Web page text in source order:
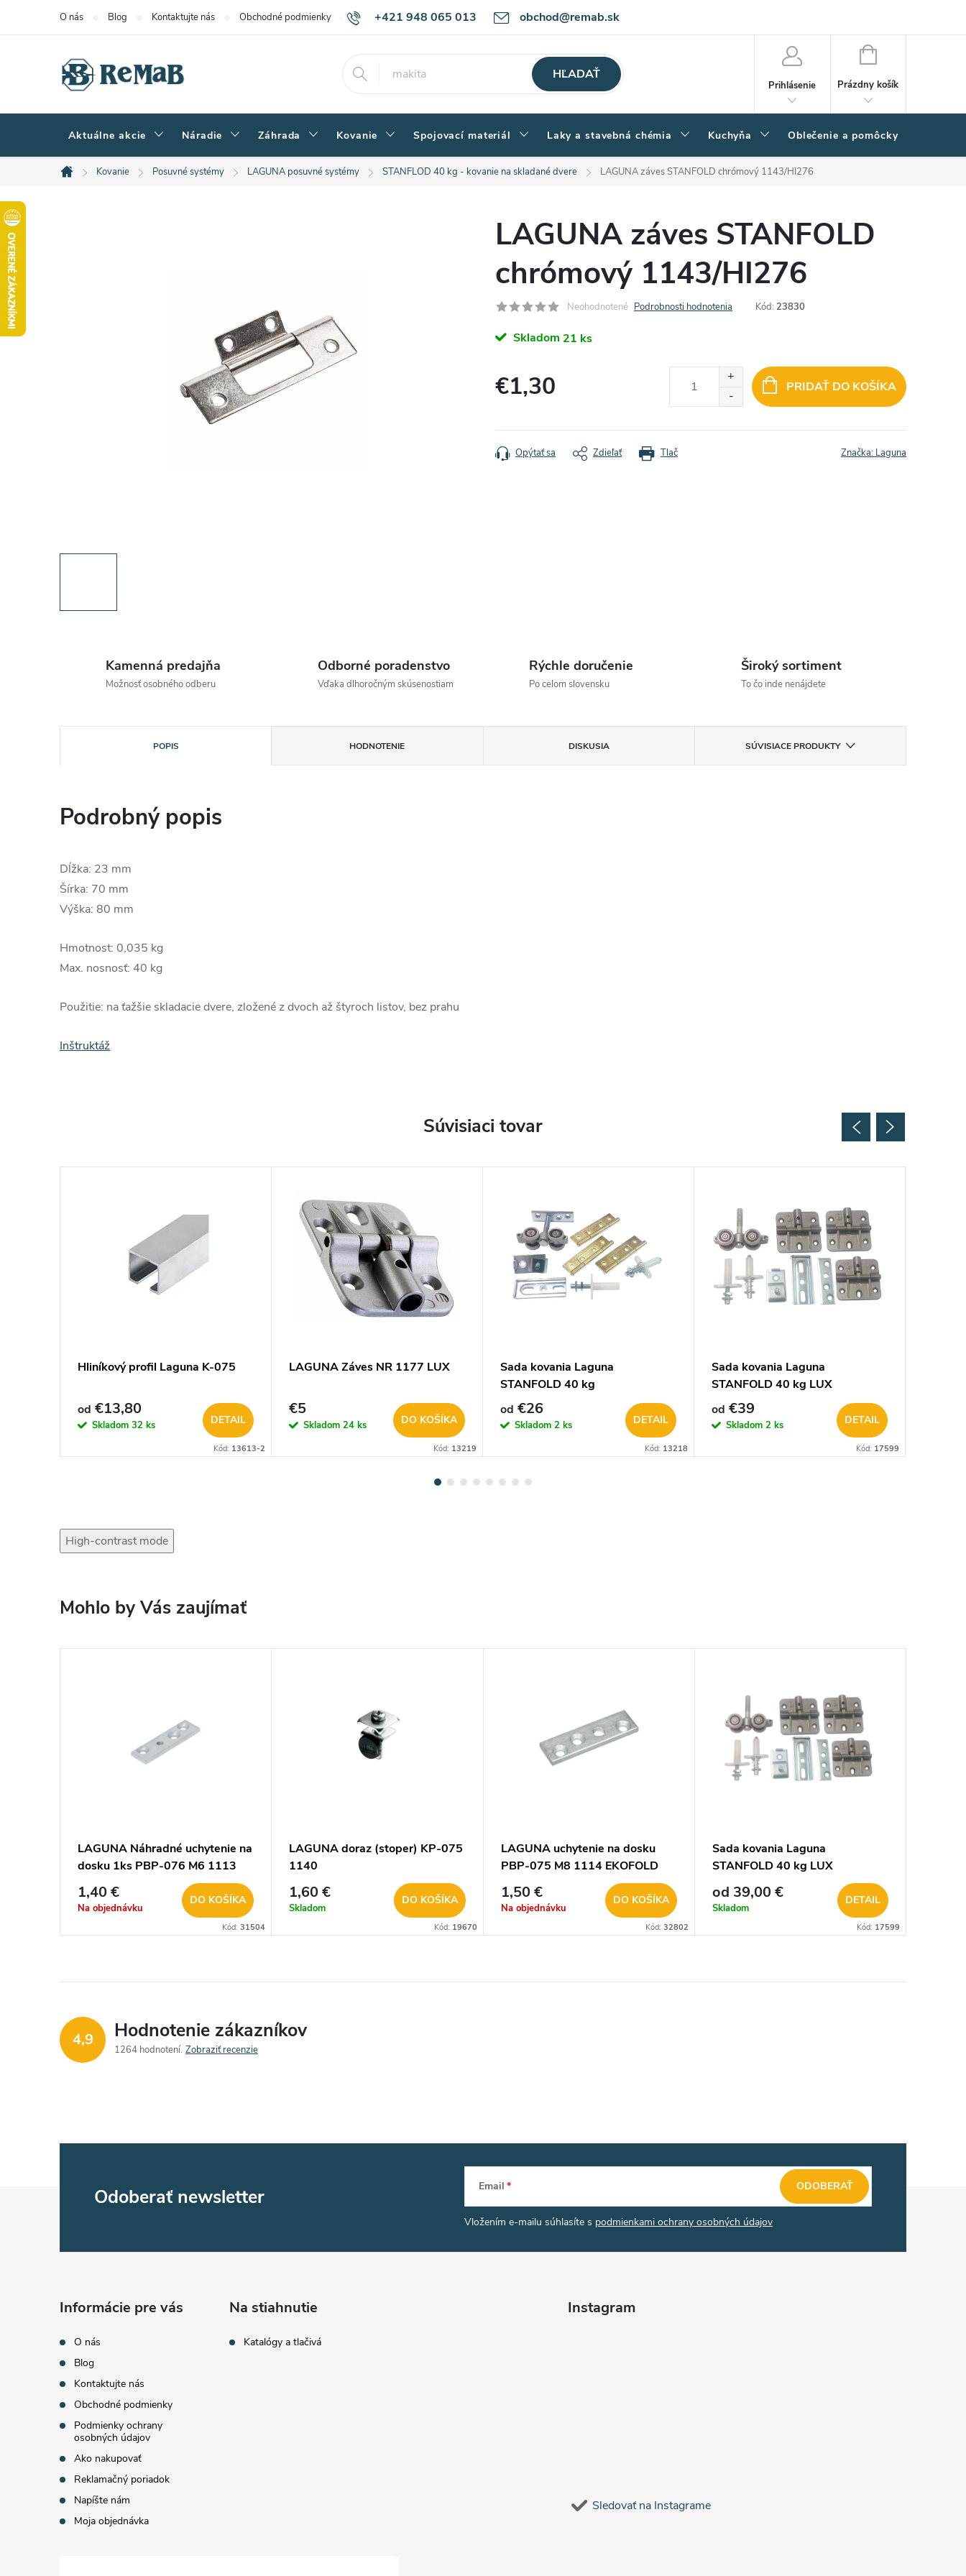
+421 948 065 013 obchod@remab.sk
O nás Blog Kontaktujte nás Obchodné podmienky Podmienky ochrany osobných údajov Ako nakupovať
HĽADAŤ
Prihlásenie
NÁKUPNÝ
Prázdny košík
Aktuálne akcie Náradie Záhrada Kovanie Spojovací materiál Laky a stavebná chémia Kuchyňa Oblečenie a pomôcky
Domov
Kovanie Posuvné systémy LAGUNA posuvné systémy STANFLOD 40 kg - kovanie na skladané dvere LAGUNA záves STANFOLD chrómový 1143/HI276
LAGUNA záves STANFOLD
chrómový 1143/HI276
Neohodnotené Podrobnosti hodnotenia Kód: 23830
Skladom 21 ks
€1,30 PRIDAŤ DO KOŠÍKA
Tlač
Opýtať sa Zdieľať Značka: Laguna
Kamenná predajňa
Možnosť osobného odberu
Odborné poradenstvo
Vďaka dlhoročným skúsenostiam
Rýchle doručenie
Po celom slovensku
Široký sortiment
To čo inde nenájdete
POPIS HODNOTENIE DISKUSIA SÚVISIACE PRODUKTY
Podrobný popis
Dĺžka: 23 mm
Šírka: 70 mm
Výška: 80 mm
Hmotnost: 0,035 kg
Max. nosnosť: 40 kg
Použitie: na ťažšie skladacie dvere, zložené z dvoch až štyroch listov, bez prahu
Inštruktáž
Súvisiaci tovar
Hliníkový profil Laguna K-075
od €13,80
Skladom 32 ks DETAIL
Kód: 13613-2
LAGUNA Záves NR 1177 LUX
€5
Skladom 24 ks DO KOŠÍKA
Kód: 13219
Sada kovania Laguna
STANFOLD 40 kg
od €26
Skladom 2 ks DETAIL
Kód: 13218
Sada kovania Laguna
STANFOLD 40 kg LUX
od €39
Skladom 2 ks DETAIL
Kód: 17599
High-contrast mode
Mohlo by Vás zaujímať
LAGUNA Náhradné uchytenie na
dosku 1ks PBP-076 M6 1113
pre STANFOLD
1,40 €
Na objednávku
DO KOŠÍKA
Kód:31504
LAGUNA doraz (stoper) KP-075
1140
1,60 €
Skladom
DO KOŠÍKA
Kód: 19670
LAGUNA uchytenie na dosku
PBP-075 M8 1114 EKOFOLD
1,50 €
Na objednávku
DO KOŠÍKA
Kód: 32802
Sada kovania Laguna
STANFOLD 40 kg LUX
od 39,00 €
Skladom
DETAIL
Kód: 17599
4,9 Hodnotenie zákazníkov
1264 hodnotení Zobraziť recenzie
Odoberať newsletter Email
Vložením e-mailu súhlasíte s podmienkami ochrany osobných údajov
ODOBERAŤ
Informácie pre vás
O nás
Blog
Kontaktujte nás
Obchodné podmienky
Podmienky ochrany
osobných údajov
Ako nakupovať
Reklamačný poriadok
Napíšte nám
Moja objednávka
Na stiahnutie
Katalógy a tlačivá
Instagram
Sledovať na Instagrame